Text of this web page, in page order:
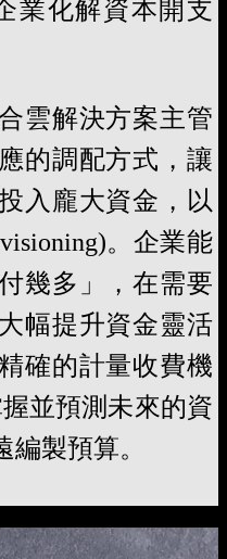
業化解資本開支
雲解決方案主管
的調配方式，讓
入龐大資金，以
。企業能
幾多」，在需要
幅提升資金靈活
確的計量收費機
並預測未來的資
製預算。